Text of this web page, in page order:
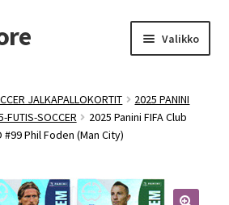
Valikko
JALKAPALLOKORTIT
2025 PANINI
FUTIS-SOCCER
2025 Panini FIFA Club
#99 Phil Foden (Man City)